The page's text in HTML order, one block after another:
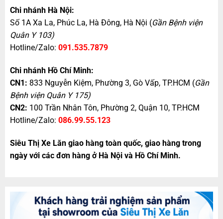
Chi nhánh Hà Nội:
Số 1A Xa La, Phúc La, Hà Đông, Hà Nội (Gần Bệnh viện
Quân Y 103)
Hotline/Zalo: 091.535.7879
Chi nhánh Hồ Chí Minh:
CN1: 833 Nguyễn Kiệm, Phường 3, Gò Vấp, TP.HCM (Gần
Bệnh viện Quân Y 175)
CN2: 100 Trần Nhân Tôn, Phường 2, Quận 10, TP.HCM
Hotline/Zalo: 086.99.55.123
Siêu Thị Xe Lăn giao hàng toàn quốc, giao hàng trong
ngày với các đơn hàng ở Hà Nội và Hồ Chí Minh.